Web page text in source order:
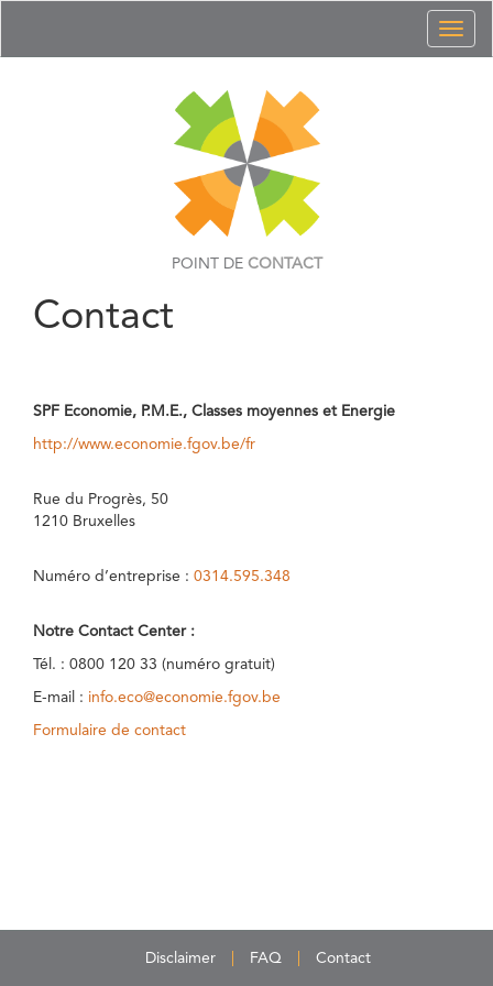
POINT DE CONTACT
Contact
SPF Economie, P.M.E., Classes moyennes et Energie
http://www.economie.fgov.be/fr
Rue du Progrès, 50
1210 Bruxelles
Numéro d’entreprise : 0314.595.348
Notre Contact Center :
Tél. : 0800 120 33 (numéro gratuit)
E-mail : info.eco@economie.fgov.be
Formulaire de contact
Disclaimer FAQ Contact